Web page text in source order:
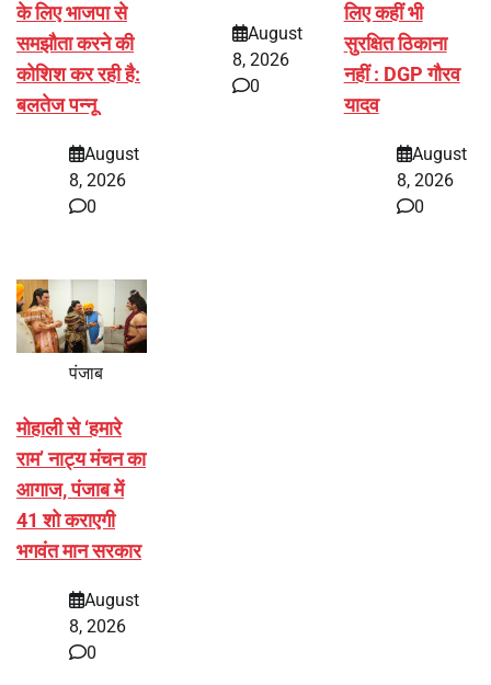
के लिए भाजपा से
समझौता करने की
कोशिश कर रही है:
बलतेज पन्नू
August
8, 2026
0
August
8, 2026
0
लिए कहीं भी
सुरक्षित ठिकाना
नहीं : DGP गौरव
यादव
August
8, 2026
0
पंजाब
मोहाली से ‘हमारे
राम’ नाट्य मंचन का
आगाज, पंजाब में
41 शो कराएगी
भगवंत मान सरकार
August
8, 2026
0